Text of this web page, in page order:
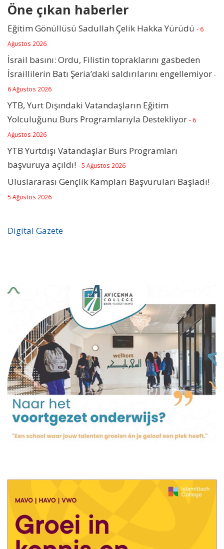
Öne çıkan haberler
Eğitim Gönüllüsü Sadullah Çelik Hakka Yürüdü - 6
Ağustos 2026
İsrail basını: Ordu, Filistin topraklarını gasbeden
İsraillilerin Batı Şeria’daki saldırılarını engellemiyor -
6 Ağustos 2026
YTB, Yurt Dışındaki Vatandaşların Eğitim
Yolculuğunu Burs Programlarıyla Destekliyor - 6
Ağustos 2026
YTB Yurtdışı Vatandaşlar Burs Programları
başvuruya açıldı! - 5 Ağustos 2026
Uluslararası Gençlik Kampları Başvuruları Başladı! -
5 Ağustos 2026
Digital Gazete